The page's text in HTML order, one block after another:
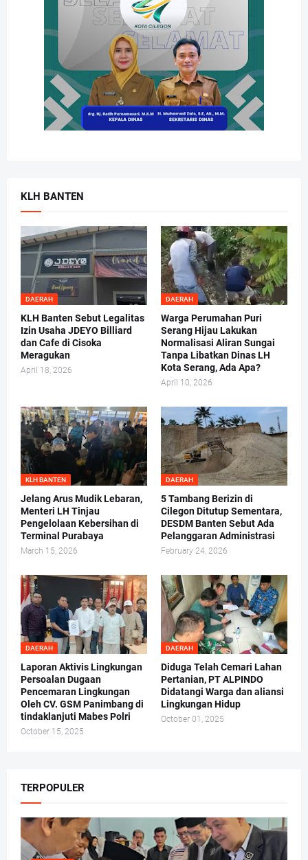
KLH BANTEN
DAERAH
KLH Banten Sebut Legalitas
Izin Usaha JDEYO Billiard
dan Cafe di Cisoka
Meragukan
April 18, 2026
DAERAH
Warga Perumahan Puri
Serang Hijau Lakukan
Normalisasi Aliran Sungai
Tanpa Libatkan Dinas LH
Kota Serang, Ada Apa?
April 10, 2026
KLH BANTEN
Jelang Arus Mudik Lebaran,
Menteri LH Tinjau
Pengelolaan Kebersihan di
Terminal Purabaya
March 15, 2026
DAERAH
5 Tambang Berizin di
Cilegon Ditutup Sementara,
DESDM Banten Sebut Ada
Pelanggaran Administrasi
February 24, 2026
DAERAH
Laporan Aktivis Lingkungan
Persoalan Dugaan
Pencemaran Lingkungan
Oleh CV. GSM Panimbang di
tindaklanjuti Mabes Polri
October 15, 2025
DAERAH
Diduga Telah Cemari Lahan
Pertanian, PT ALPINDO
Didatangi Warga dan aliansi
Lingkungan Hidup
October 01, 2025
TERPOPULER